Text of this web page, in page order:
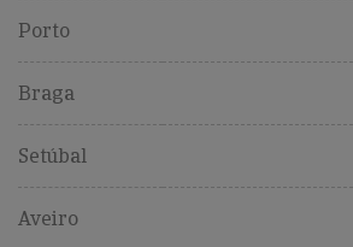
Porto
Braga
Setúbal
Aveiro